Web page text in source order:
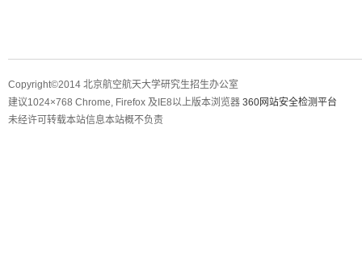
Copyright©2014 北京航空航天大学研究生招生办公室
建议1024×768 Chrome, Firefox 及IE8以上版本浏览器 360网站安全检测平台
未经许可转载本站信息本站概不负责